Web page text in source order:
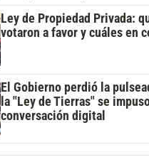
Ley de Propiedad Privada:
votaron a favor y cuáles en
El Gobierno perdió la
la "Ley de Tierras" se
conversación digital